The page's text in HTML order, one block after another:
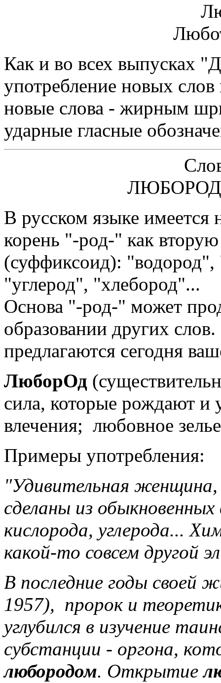
Как и во всех выпусках
употребление новых
новые слова - жирным
ударные гласные
ЛЮБОРОДНЫЙ,
В русском языке
корень "-род-" как
(суффиксоид):
"углерод", "хлебород"...
Основа "-род-" может
образовании других
предлагаются сегодня
ЛюборОд
сила, которые рождают и
влечения; любовное
Примеры употребления:
"Удивительная
сделаны из
кислорода, углерода...
какой-то совсем другой
В последние годы своей
1957), пророк и
углубился в изучение
субстанции - оргона,
любородом. Открытие